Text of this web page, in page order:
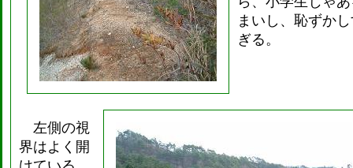
まいし、恥ずか
ぎる。
左側の視
界はよく開